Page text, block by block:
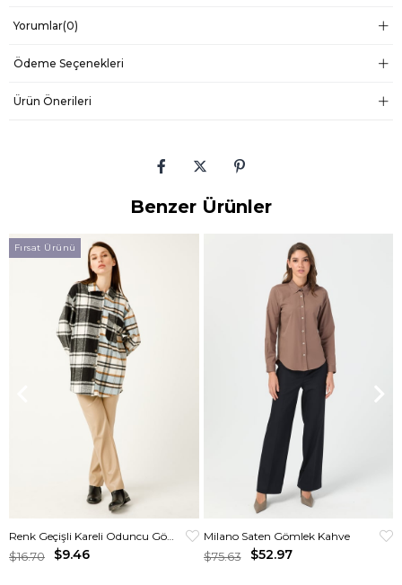
Yorumlar(0)
Ödeme Seçenekleri
Ürün Önerileri
Benzer Ürünler
Renk Geçişli Kareli Oduncu Gömlek Mavi
$9.46
$16.70
Fırsat Ürünü
Milano Saten Gömlek Kahve
$52.97
$75.63